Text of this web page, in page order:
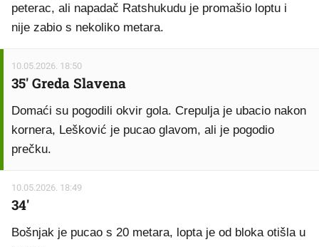
peterac, ali napadač Ratshukudu je promašio loptu i
nije zabio s nekoliko metara.
10.05.2026. 18:50
35' Greda Slavena
Domaći su pogodili okvir gola. Crepulja je ubacio nakon
kornera, Lešković je pucao glavom, ali je pogodio
prečku.
10.05.2026. 18:49
34'
Bošnjak je pucao s 20 metara, lopta je od bloka otišla u